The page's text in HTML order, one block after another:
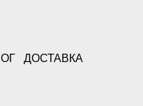
ДОСТАВКА